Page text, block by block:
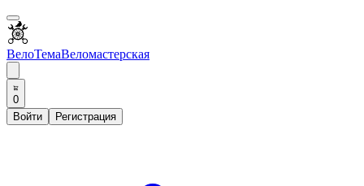
ВелоТемаВеломастерская
0
Войти
Регистрация